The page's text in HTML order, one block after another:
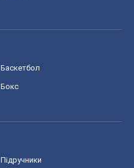
Баскетбол
Бокс
Підручники